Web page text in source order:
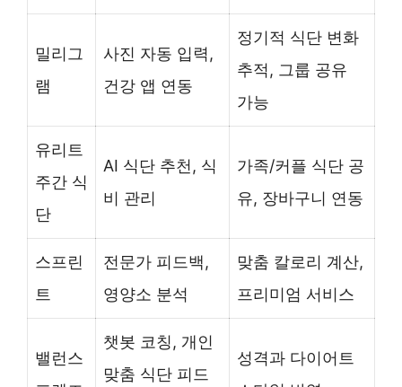
밀리그
램
사진 자동 입력,
건강 앱 연동
정기적 식단 변화
추적, 그룹 공유
가능
유리트
주간 식
단
AI 식단 추천, 식
비 관리
가족/커플 식단 공
유, 장바구니 연동
스프린
트
전문가 피드백,
영양소 분석
맞춤 칼로리 계산,
프리미엄 서비스
밸런스
챗봇 코칭, 개인
맞춤 식단 피드
성격과 다이어트